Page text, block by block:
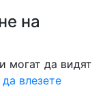
на
могат да видят
влезете